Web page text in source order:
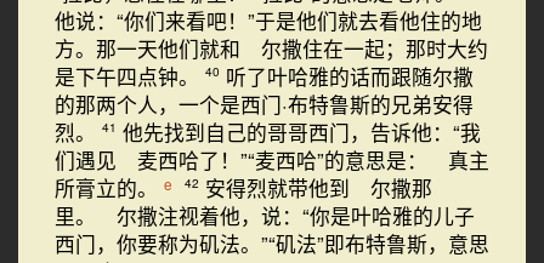
他说：“你们来看吧！”于是他们就去看他住的地
方。那一天他们就和 尔撒住在一起；那时大约
是下午四点钟。
40 听了叶哈雅的话而跟随尔撒
的那两个人，一个是西门·布特鲁斯的兄弟安得
烈。
41 他先找到自己的哥哥西门，告诉他：“我
们遇见 麦西哈了！”“麦西哈”的意思是： 真主
所膏立的。
e 42 安得烈就带他到 尔撒那
里。 尔撒注视着他，说：“你是叶哈雅的儿子
西门，你要称为矶法。”“矶法”即布特鲁斯，意思